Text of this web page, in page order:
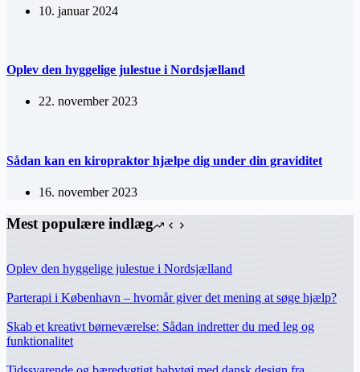
10. januar 2024
Oplev den hyggelige julestue i Nordsjælland
22. november 2023
Sådan kan en kiropraktor hjælpe dig under din graviditet
16. november 2023
Mest populære indlæg
Oplev den hyggelige julestue i Nordsjælland
Parterapi i København – hvornår giver det mening at søge hjælp?
Skab et kreativt børneværelse: Sådan indretter du med leg og
funktionalitet